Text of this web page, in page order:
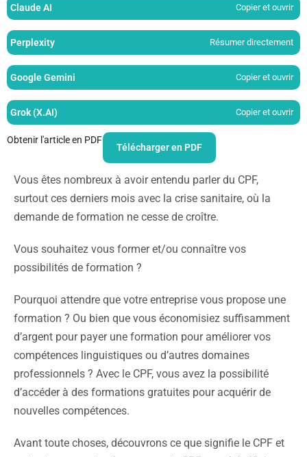
Claude AI Copier et ouvrir
Perplexity Résumer directement
Google Gemini Copier et ouvrir
Grok (X.AI) Copier et ouvrir
Obtenir l'article en PDF
Télécharger en PDF
Vous êtes nombreux à avoir entendu parler du CPF,
surtout ces derniers mois avec la crise sanitaire, où la
demande de formation ne cesse de croître.
Vous souhaitez vous former et/ou connaître vos
possibilités de formation ?
Pourquoi attendre que votre entreprise vous propose une
formation ? Ou bien que vous économisiez suffisamment
d’argent pour payer une formation pour améliorer vos
compétences linguistiques ou d’autres domaines
professionnels ? Avec le CPF, vous avez la possibilité
d’accéder à des formations gratuites pour acquérir de
nouvelles compétences.
Avant toute choses, découvrons ce que signifie le CPF et